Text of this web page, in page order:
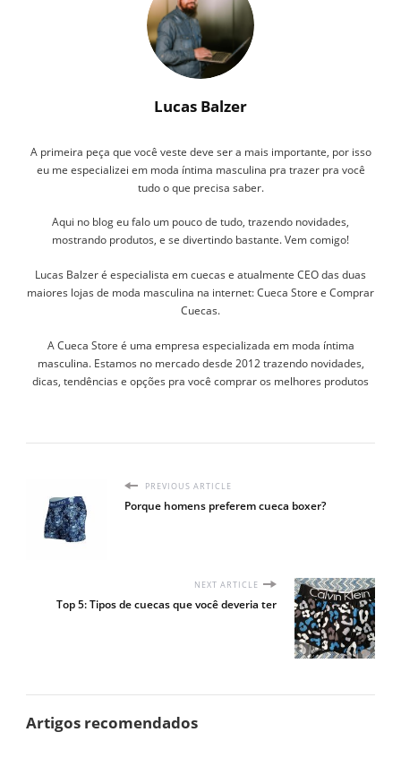
Lucas Balzer
A primeira peça que você veste deve ser a mais importante, por isso
eu me especializei em moda íntima masculina pra trazer pra você
tudo o que precisa saber.
Aqui no blog eu falo um pouco de tudo, trazendo novidades,
mostrando produtos, e se divertindo bastante. Vem comigo!
Lucas Balzer é especialista em cuecas e atualmente CEO das duas
maiores lojas de moda masculina na internet: Cueca Store e Comprar
Cuecas.
A Cueca Store é uma empresa especializada em moda íntima
masculina. Estamos no mercado desde 2012 trazendo novidades,
dicas, tendências e opções pra você comprar os melhores produtos
PREVIOUS ARTICLE
Porque homens preferem cueca boxer?
NEXT ARTICLE
Top 5: Tipos de cuecas que você deveria ter
Artigos recomendados